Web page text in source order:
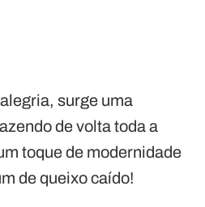
surge uma
de volta toda a
toque de modernidade
de queixo caído!